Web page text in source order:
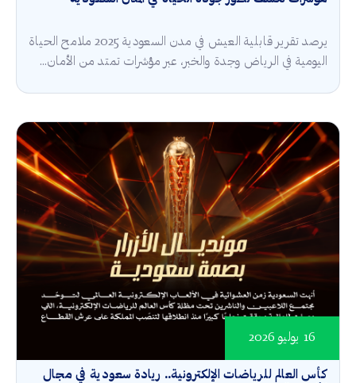
يرصد تقرير قابلية العيش في مدن السعودية 2025 ملامح الحياة
اليومية في الرياض وجدة والخبر، عبر مؤشرات تمتد من الأمان...
كأس العالم للرياضات الإلكترونية.. ريادة سعودية في مجال
16 يوليو 2026